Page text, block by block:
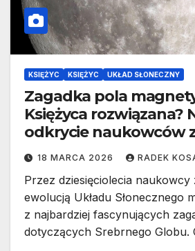
KSIĘŻYC KSIĘŻYC UKŁAD SŁONECZNY
Zagadka pola
Księżyca rozwiązana?
odkrycie naukowców
18 MARCA 2026 RADEK
Przez dziesięciolecia naukowcy
ewolucją Układu Słonecznego
z najbardziej fascynujących
dotyczących Srebrnego Globu.